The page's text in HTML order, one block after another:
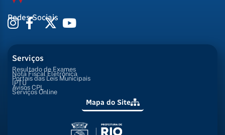
Redes Sociais
Serviços
Resultado de Exames
Nota Fiscal Eletrônica
Portais das Leis Municipais
IPTU
Avisos CPL
Serviços Online
Mapa do Site